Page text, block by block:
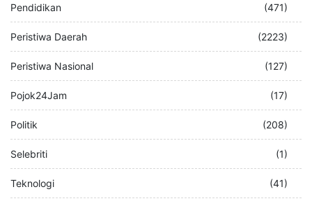
Pendidikan (471)
Peristiwa Daerah (2223)
Peristiwa Nasional (127)
Pojok24Jam (17)
Politik (208)
Selebriti (1)
Teknologi (41)